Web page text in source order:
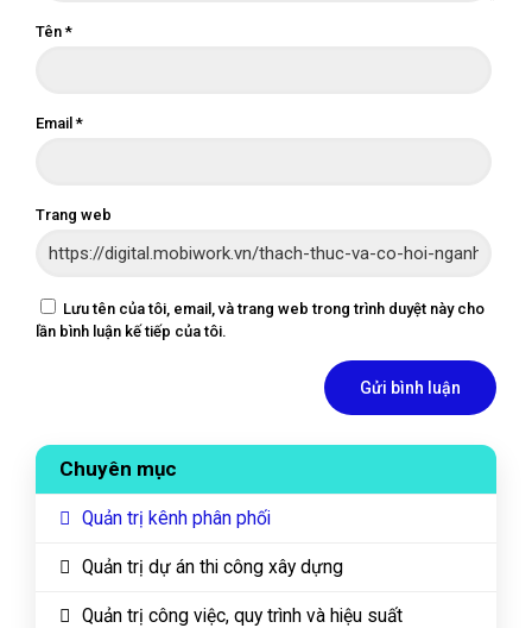
Tên *
Email *
Trang web
Lưu tên của tôi, email, và trang web trong trình duyệt này cho
lần bình luận kế tiếp của tôi.
Chuyên mục
Quản trị kênh phân phối
Quản trị dự án thi công xây dựng
Quản trị công việc, quy trình và hiệu suất